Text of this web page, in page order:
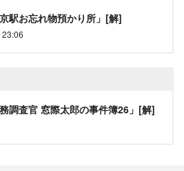
駅お忘れ物預かり所」[解]
調査官 窓際太郎の事件簿26」[解]